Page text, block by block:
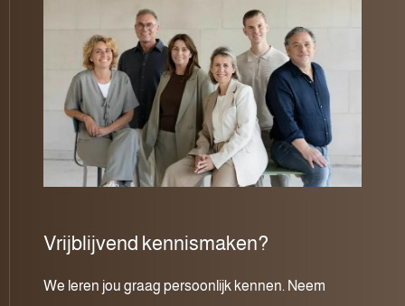
Vrijblijvend kennismaken?
We leren jou graag persoonlijk kennen. Neem